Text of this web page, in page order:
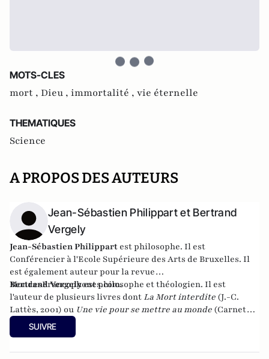
MOTS-CLES
mort , Dieu , immortalité , vie éternelle
THEMATIQUES
Science
A PROPOS DES AUTEURS
Jean-Sébastien Philippart et Bertrand
Vergely
Jean-Sébastien Philippart est philosophe. Il est
Conférencier à l'Ecole Supérieure des Arts de Bruxelles. Il
est également auteur pour la revue
MondesFrancophones.com.
Bertrand Vergelyest philosophe et théologien. Il est
l'auteur de plusieurs livres dont La Mort interdite (J.-C.
Lattès, 2001) ou Une vie pour se mettre au monde (Carnet
Nord, 2010).
SUIVRE